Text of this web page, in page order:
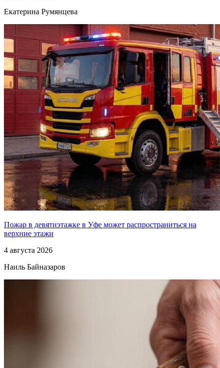
Екатерина Румянцева
Пожар в девятиэтажке в Уфе может распространиться на
верхние этажи
4 августа 2026
Наиль Байназаров